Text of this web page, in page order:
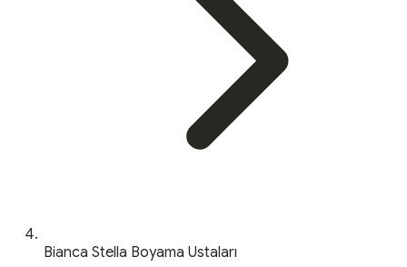
Bianca Stella Boyama Ustaları